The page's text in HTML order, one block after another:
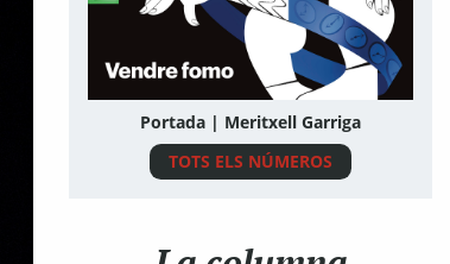
Portada | Meritxell Garriga
TOTS ELS NÚMEROS